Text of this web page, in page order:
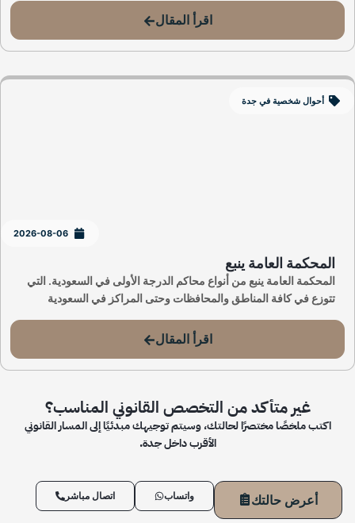
اقرأ المقال
أحوال شخصية في جدة
2026-08-06
المحكمة العامة ينبع
المحكمة العامة ينبع من أنواع محاكم الدرجة الأولى في السعودية. التي
تتوزع في كافة المناطق والمحافظات وحتى المراكز في السعودية
اقرأ المقال
غير متأكد من التخصص القانوني المناسب؟
اكتب ملخصًا مختصرًا لحالتك، وسيتم توجيهك مبدئيًا إلى المسار القانوني
الأقرب داخل جدة.
أعرض حالتك واتساب اتصال مباشر